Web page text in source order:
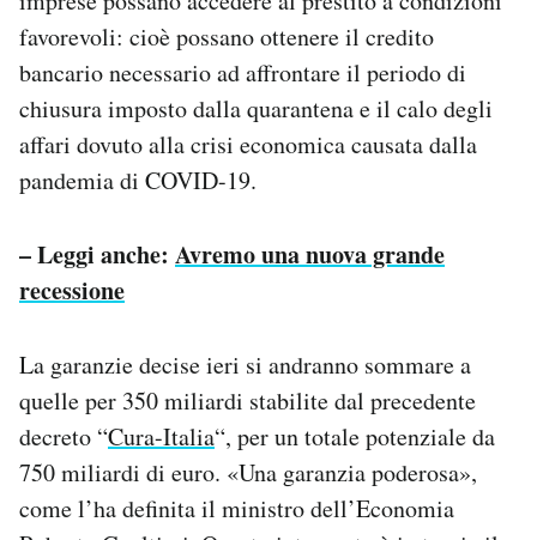
Area Personale
Newsletter
Notifiche mobile
Regala il Post
Esci
favorevoli: cioè possano ottenere il credito
bancario necessario ad affrontare il periodo di
chiusura imposto dalla quarantena e il calo degli
affari dovuto alla crisi economica causata dalla
pandemia di COVID-19.
– Leggi anche: Avremo una nuova grande
recessione
La garanzie decise ieri si andranno sommare a
quelle per 350 miliardi stabilite dal precedente
decreto “Cura-Italia“, per un totale potenziale da
750 miliardi di euro. «Una garanzia poderosa»,
come l’ha definita il ministro dell’Economia